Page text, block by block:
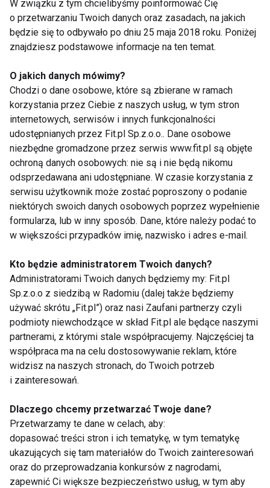
Sposób na zły nastrój
Zajadanie stresu – jak się
ustrzec?
Zajadanie emocji
Inteligencja emocjonalna
wyższa u seniorów
Jak często się śmiejesz?
Emocjonalny wymiar wellness
Okazuj emocje, by żyć dłużej!
Pięć wymiarów wellness
W związku z tym chcielibyśmy poinformować Cię
o przetwarzaniu Twoich danych oraz zasadach, na jakich
będzie się to odbywało po dniu 25 maja 2018 roku. Poniżej
znajdziesz podstawowe informacje na ten temat.
O jakich danych mówimy?
Chodzi o dane osobowe, które są zbierane w ramach
korzystania przez Ciebie z naszych usług, w tym stron
internetowych, serwisów i innych funkcjonalności
udostępnianych przez Fit.pl Sp.z.o.o.. Dane osobowe
niezbędne gromadzone przez serwis www.fit.pl są objęte
ochroną danych osobowych: nie są i nie będą nikomu
odsprzedawana ani udostępniane. W czasie korzystania z
serwisu użytkownik może zostać poproszony o podanie
niektórych swoich danych osobowych poprzez wypełnienie
formularza, lub w inny sposób. Dane, które należy podać to
w większości przypadków imię, nazwisko i adres e-mail.
Kto będzie administratorem Twoich danych?
Administratorami Twoich danych będziemy my: Fit.pl
Sp.z.o.o z siedzibą w Radomiu (dalej także będziemy
używać skrótu „Fit.pl”) oraz nasi Zaufani partnerzy czyli
podmioty niewchodzące w skład Fit.pl ale będące naszymi
partnerami, z którymi stale współpracujemy. Najczęściej ta
współpraca ma na celu dostosowywanie reklam, które
widzisz na naszych stronach, do Twoich potrzeb
i zainteresowań.
Dlaczego chcemy przetwarzać Twoje dane?
Przetwarzamy te dane w celach, aby:
dopasować treści stron i ich tematykę, w tym tematykę
ukazujących się tam materiałów do Twoich zainteresowań
oraz do przeprowadzania konkursów z nagrodami,
zapewnić Ci większe bezpieczeństwo usług, w tym aby